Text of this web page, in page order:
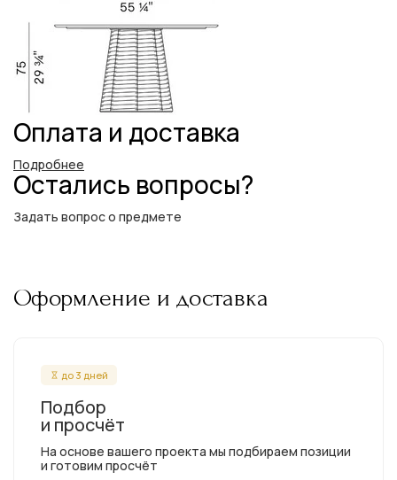
Оплата и доставка
Подробнее
Остались вопросы?
Задать вопрос о предмете
Оформление и доставка
до 3 дней
Подбор
и просчёт
На основе вашего проекта мы подбираем позиции
и готовим просчёт